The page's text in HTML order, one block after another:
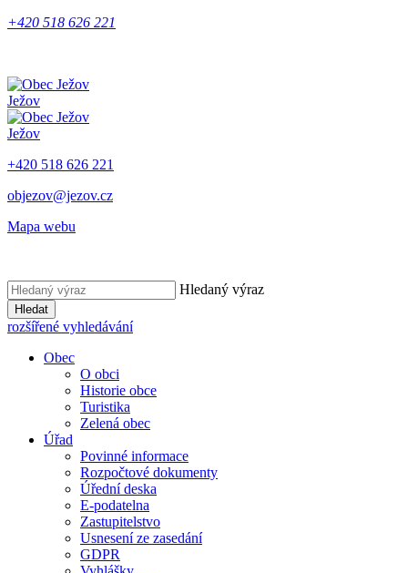
+420 518 626 221
Ježov
Ježov
+420 518 626 221
objezov@jezov.cz
Mapa webu
Hledaný výraz
Hledat
rozšířené vyhledávání
Obec
O obci
Historie obce
Turistika
Zelená obec
Úřad
Povinné informace
Rozpočtové dokumenty
Úřední deska
E-podatelna
Zastupitelstvo
Usnesení ze zasedání
GDPR